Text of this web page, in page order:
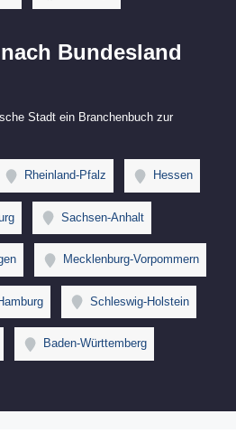
Bundesland
Stadt ein Branchenbuch zur
Rheinland-Pfalz Hessen
Sachsen-Anhalt
Mecklenburg-Vorpommern
Schleswig-Holstein
Baden-Württemberg